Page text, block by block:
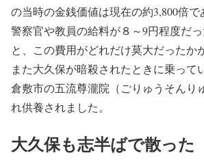
の当時の金銭価値は現在の約3,800倍
警察官や教員の給料が８～9円程度だ
と、この費用がどれだけ莫大だったか
また大久保が暗殺されたときに乗って
倉敷市の五流尊瀧院（ごりゅうそんり
れ供養されました。
大久保も志半ばで散った